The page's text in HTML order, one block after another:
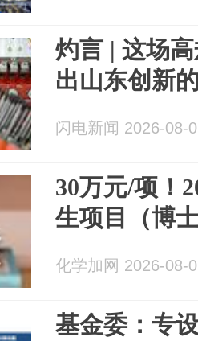
灼言 | 这场
出山东创新
闪电新闻 2026-08-
30万元/项！
生项目（博
化学加网 2026-08-
基金委：专